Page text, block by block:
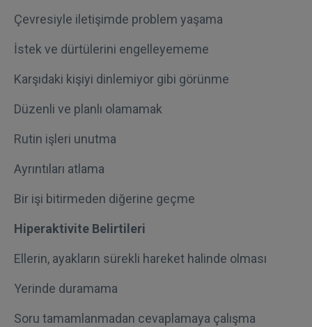
Çevresiyle iletişimde problem yaşama
İstek ve dürtülerini engelleyememe
Karşıdaki kişiyi dinlemiyor gibi görünme
Düzenli ve planlı olamamak
Rutin işleri unutma
Ayrıntıları atlama
Bir işi bitirmeden diğerine geçme
Hiperaktivite Belirtileri
Ellerin, ayakların sürekli hareket halinde olması
Yerinde duramama
Soru tamamlanmadan cevaplamaya çalışma